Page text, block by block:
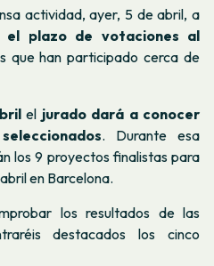
actividad, ayer, 5 de abril, a
el plazo de votaciones al
que han participado cerca de
el jurado dará a conocer
. Durante esa
los 9 proyectos finalistas para
en Barcelona.
los resultados de las
destacados los cinco